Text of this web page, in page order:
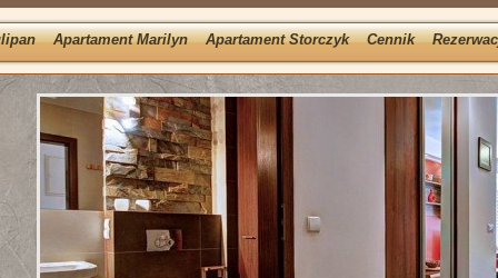
Apartament Marilyn Apartament Storczyk Cennik